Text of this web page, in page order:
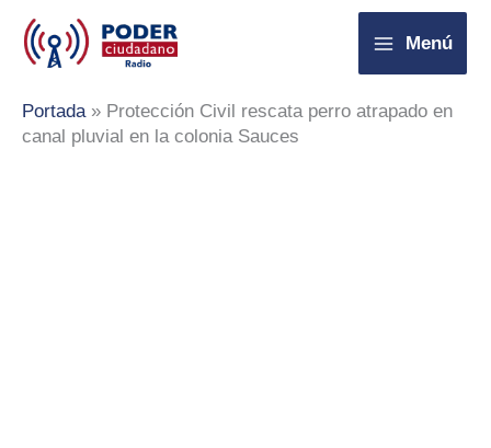
contenido
Menú
Portada» Protección Civil rescata perro atrapado en
canal pluvial en la colonia Sauces